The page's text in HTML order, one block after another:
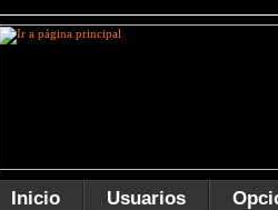
Inicio Usuarios